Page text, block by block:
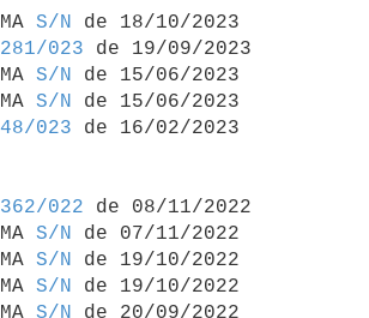
S/N
de 18/10/2023
023 de 19/09/2023
S/N
de 15/06/2023
S/N
de 15/06/2023
023 de 16/02/2023
022 de 08/11/2022
S/N
de 07/11/2022
S/N
de 19/10/2022
S/N
de 19/10/2022
S/N
de 20/09/2022